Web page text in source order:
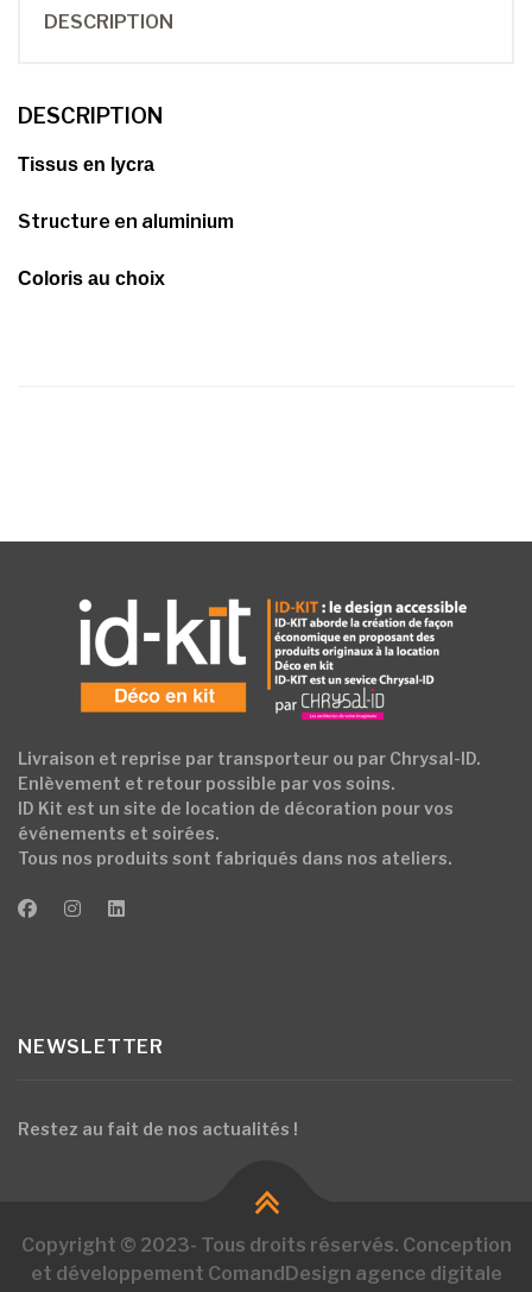
DESCRIPTION
DESCRIPTION
Tissus en lycra
Structure en aluminium
Coloris au choix
Livraison et reprise par transporteur ou par Chrysal-ID.
Enlèvement et retour possible par vos soins.
ID Kit est un site de location de décoration pour vos
événements et soirées.
Tous nos produits sont fabriqués dans nos ateliers.
NEWSLETTER
Restez au fait de nos actualités !
Copyright © 2023- Tous droits réservés. Conception
et développement ComandDesign agence digitale